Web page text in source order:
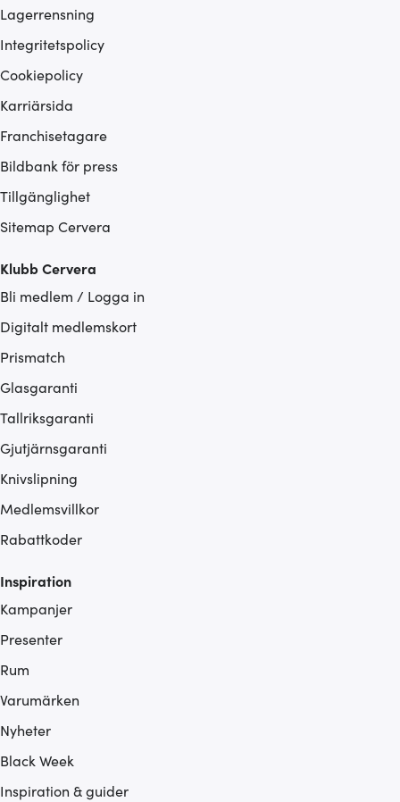
Lagerrensning
Integritetspolicy
Cookiepolicy
Karriärsida
Franchisetagare
Bildbank för press
Tillgänglighet
Sitemap Cervera
Klubb Cervera
Bli medlem / Logga in
Digitalt medlemskort
Prismatch
Glasgaranti
Tallriksgaranti
Gjutjärnsgaranti
Knivslipning
Medlemsvillkor
Rabattkoder
Inspiration
Kampanjer
Presenter
Rum
Varumärken
Nyheter
Black Week
Inspiration & guider